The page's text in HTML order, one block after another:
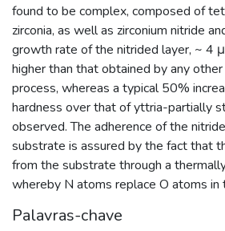
found to be complex, composed of
zirconia, as well as zirconium nitride
growth rate of the nitrided layer, ~ 4
higher than that obtained by any
process, whereas a typical 50%
hardness over that of yttria-partially
observed. The adherence of the
substrate is assured by the fact that
from the substrate through a
whereby N atoms replace O atoms in
Palavras-chave